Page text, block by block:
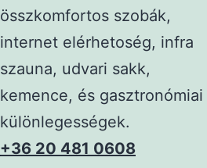
összkomfortos szobák,
internet elérhetoség, infra
szauna, udvari sakk,
kemence, és gasztronómiai
különlegességek.
+36 20 481 0608